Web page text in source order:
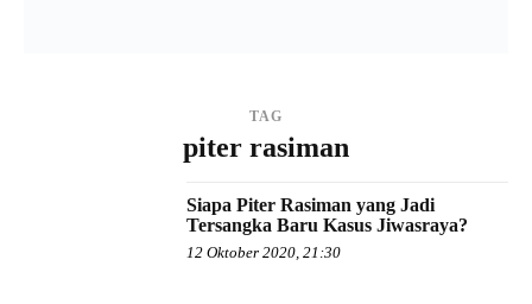
TAG
piter rasiman
Siapa Piter Rasiman yang Jadi
Tersangka Baru Kasus Jiwasraya?
12 Oktober 2020, 21:30